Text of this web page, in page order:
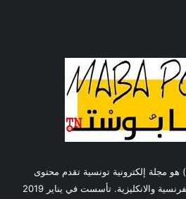
مابابوست عربي (MABAPOST) هو مجلة إلكترونية تونسية تقدم محتوى
إخباري متنوع باللغات العربية، الفرنسية والانكليزية. تأسست في يناير 2019